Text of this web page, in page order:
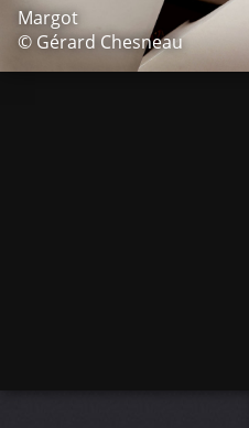
Margot
© Gérard Chesneau